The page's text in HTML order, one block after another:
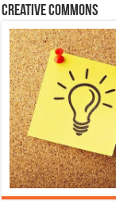
Creative Commons